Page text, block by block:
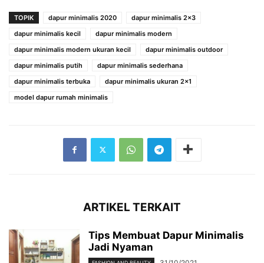
TOPIK dapur minimalis 2020
dapur minimalis 2x3
dapur minimalis kecil
dapur minimalis modern
dapur minimalis modern ukuran kecil
dapur minimalis outdoor
dapur minimalis putih
dapur minimalis sederhana
dapur minimalis terbuka
dapur minimalis ukuran 2x1
model dapur rumah minimalis
ARTIKEL TERKAIT
Tips Membuat Dapur Minimalis
Jadi Nyaman